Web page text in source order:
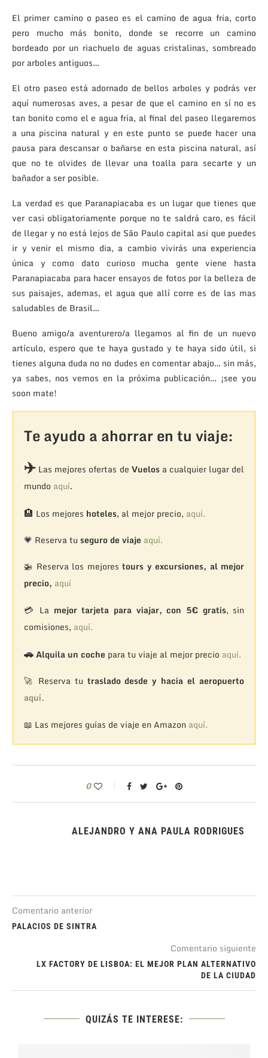
El primer camino o paseo es el camino de agua fria, corto
pero mucho más bonito, donde se recorre un camino
bordeado por un riachuelo de aguas cristalinas, sombreado
por arboles antiguos…
El otro paseo está adornado de bellos arboles y podrás ver
aquí numerosas aves, a pesar de que el camino en sí no es
tan bonito como el e agua fria, al final del paseo llegaremos
a una piscina natural y en este punto se puede hacer una
pausa para descansar o bañarse en esta piscina natural, así
que no te olvides de llevar una toalla para secarte y un
bañador a ser posible.
La verdad es que Paranapiacaba es un lugar que tienes que
ver casi obligatoriamente porque no te saldrá caro, es fácil
de llegar y no está lejos de São Paulo capital asi que puedes
ir y venir el mismo dia, a cambio vivirás una experiencia
única y como dato curioso mucha gente viene hasta
Paranapiacaba para hacer ensayos de fotos por la belleza de
sus paisajes, ademas, el agua que allí corre es de las mas
saludables de Brasil…
Bueno amigo/a aventurero/a llegamos al fin de un nuevo
artículo, espero que te haya gustado y te haya sido útil, si
tienes alguna duda no no dudes en comentar abajo… sin más,
ya sabes, nos vemos en la próxima publicación… ¡see you
soon mate!
Te ayudo a ahorrar en tu viaje:
✈️Las mejores ofertas de Vuelosa cualquier lugar del
mundo aquí.
🏨 Los mejores hoteles, al mejor precio, aquí.
💗 Reserva tu seguro de viaje aquí.
🚁 Reserva los mejorestours y excursiones, al mejor
precio, aquí
💳 La mejor tarjeta para viajar, con 5€ gratis, sin
comisiones, aquí.
🚗Alquila un coche para tu viaje al mejor precio aquí.
🚀 Reserva tu traslado desde y hacia el aeropuerto
aquí.
📖 Las mejores guías de viaje en Amazon aquí.
0
ALEJANDRO Y ANA PAULA RODRIGUES
Comentario anterior
PALACIOS DE SINTRA
Comentario siguiente
LX FACTORY DE LISBOA: EL MEJOR PLAN ALTERNATIVO
DE LA CIUDAD
QUIZÁS TE INTERESE: